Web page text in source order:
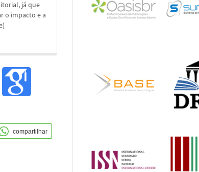
já que
o impacto e a
compartilhar